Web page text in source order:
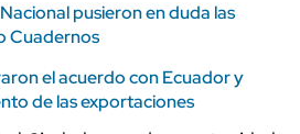
pusieron en duda las
Cuadernos
el acuerdo con Ecuador y
de las exportaciones